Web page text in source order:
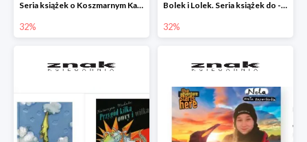
Seria książek o Koszmarnym Karolku do -32%
32%
Bolek i Lolek. Seria książek do -32%
32%